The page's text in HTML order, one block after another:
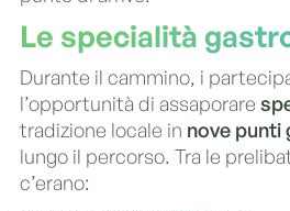
Le specialità
Durante il cammino, i
l’opportunità di assaporare
tradizione locale in nove punti
lungo il percorso. Tra le
c’erano: